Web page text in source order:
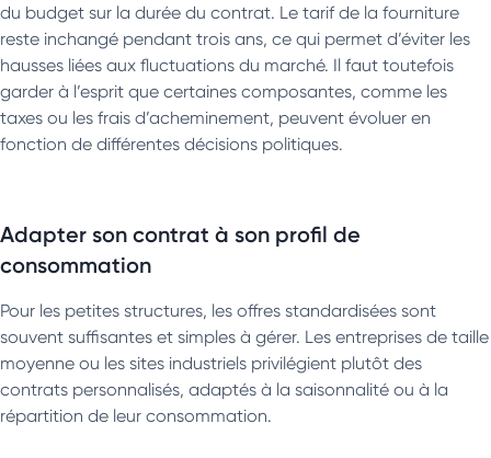
du budget sur la durée du contrat. Le tarif de la fourniture
reste inchangé pendant trois ans, ce qui permet d’éviter les
hausses liées aux fluctuations du marché. Il faut toutefois
garder à l’esprit que certaines composantes, comme les
taxes ou les frais d’acheminement, peuvent évoluer en
fonction de différentes décisions politiques.
Adapter son contrat à son profil de
consommation
Pour les petites structures, les offres standardisées sont
souvent suffisantes et simples à gérer. Les entreprises de taille
moyenne ou les sites industriels privilégient plutôt des
contrats personnalisés, adaptés à la saisonnalité ou à la
répartition de leur consommation.